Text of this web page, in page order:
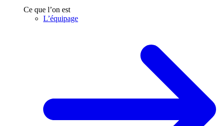
Ce que l’on est
L’équipage